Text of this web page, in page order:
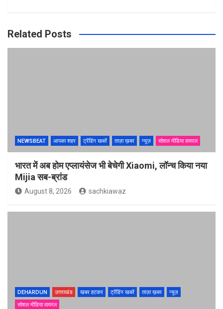
Related Posts
NEWSBEAT आपका शहर ट्रेंडिंग खबरें ताज़ा ख़बर न्यूज़ सोशल मीडिया वायरल
भारत में अब होम एप्लायंसेज भी बेचेगी Xiaomi, लॉन्च किया नया
Mijia सब-ब्रांड
August 8, 2026 sachkiawaz
DEHARDUN उत्तराखंड खबर हटकर ट्रेंडिंग खबरें ताज़ा ख़बर
न्यूज़
सोशल मीडिया वायरल